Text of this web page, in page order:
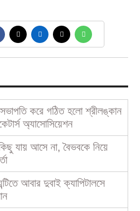
করে গঠিত হলো শ্রীলঙ্কান
অ্যাসোসিয়েশন
যায় আসে না, বৈভবকে নিয়ে
আবার দুবাই ক্যাপিটালসে